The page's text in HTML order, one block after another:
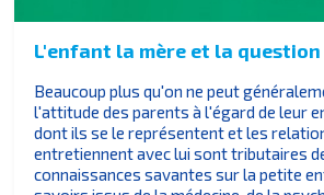
L'enfant la mère et la
Beaucoup plus qu'on ne peut
l'attitude des parents à l'égard de leur
dont ils se le représentent et les
entretiennent avec lui sont tributaires
connaissances savantes sur la petite